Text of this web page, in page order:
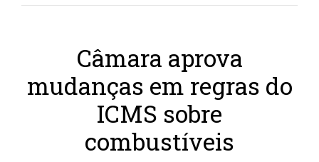
Câmara aprova
mudanças em regras do
ICMS sobre
combustíveis